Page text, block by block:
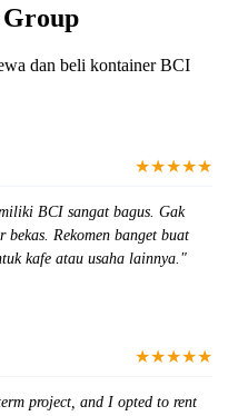
dan beli kontainer BCI
★★★★★
BCI sangat bagus. Gak
Rekomen banget buat
kafe atau usaha lainnya."
★★★★★
project, and I opted to rent